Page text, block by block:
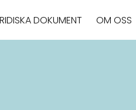
DOKUMENT OM OSS